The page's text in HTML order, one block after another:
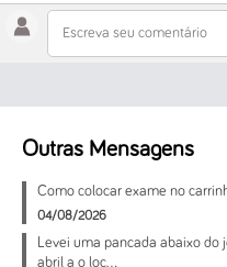
Escreva seu comentário
Outras Mensagens
Como colocar exame no
04/08/2026
Levei uma pancada abaixo do
abril a o loc...